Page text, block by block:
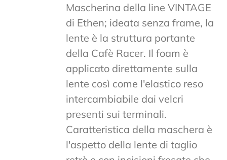
Mascherina della line VINTAGE
di Ethen; ideata senza frame, la
lente è la struttura portante
della Cafè Racer. Il foam è
applicato direttamente sulla
lente così come l'elastico reso
intercambiabile dai velcri
presenti sui terminali.
Caratteristica della maschera è
l'aspetto della lente di taglio